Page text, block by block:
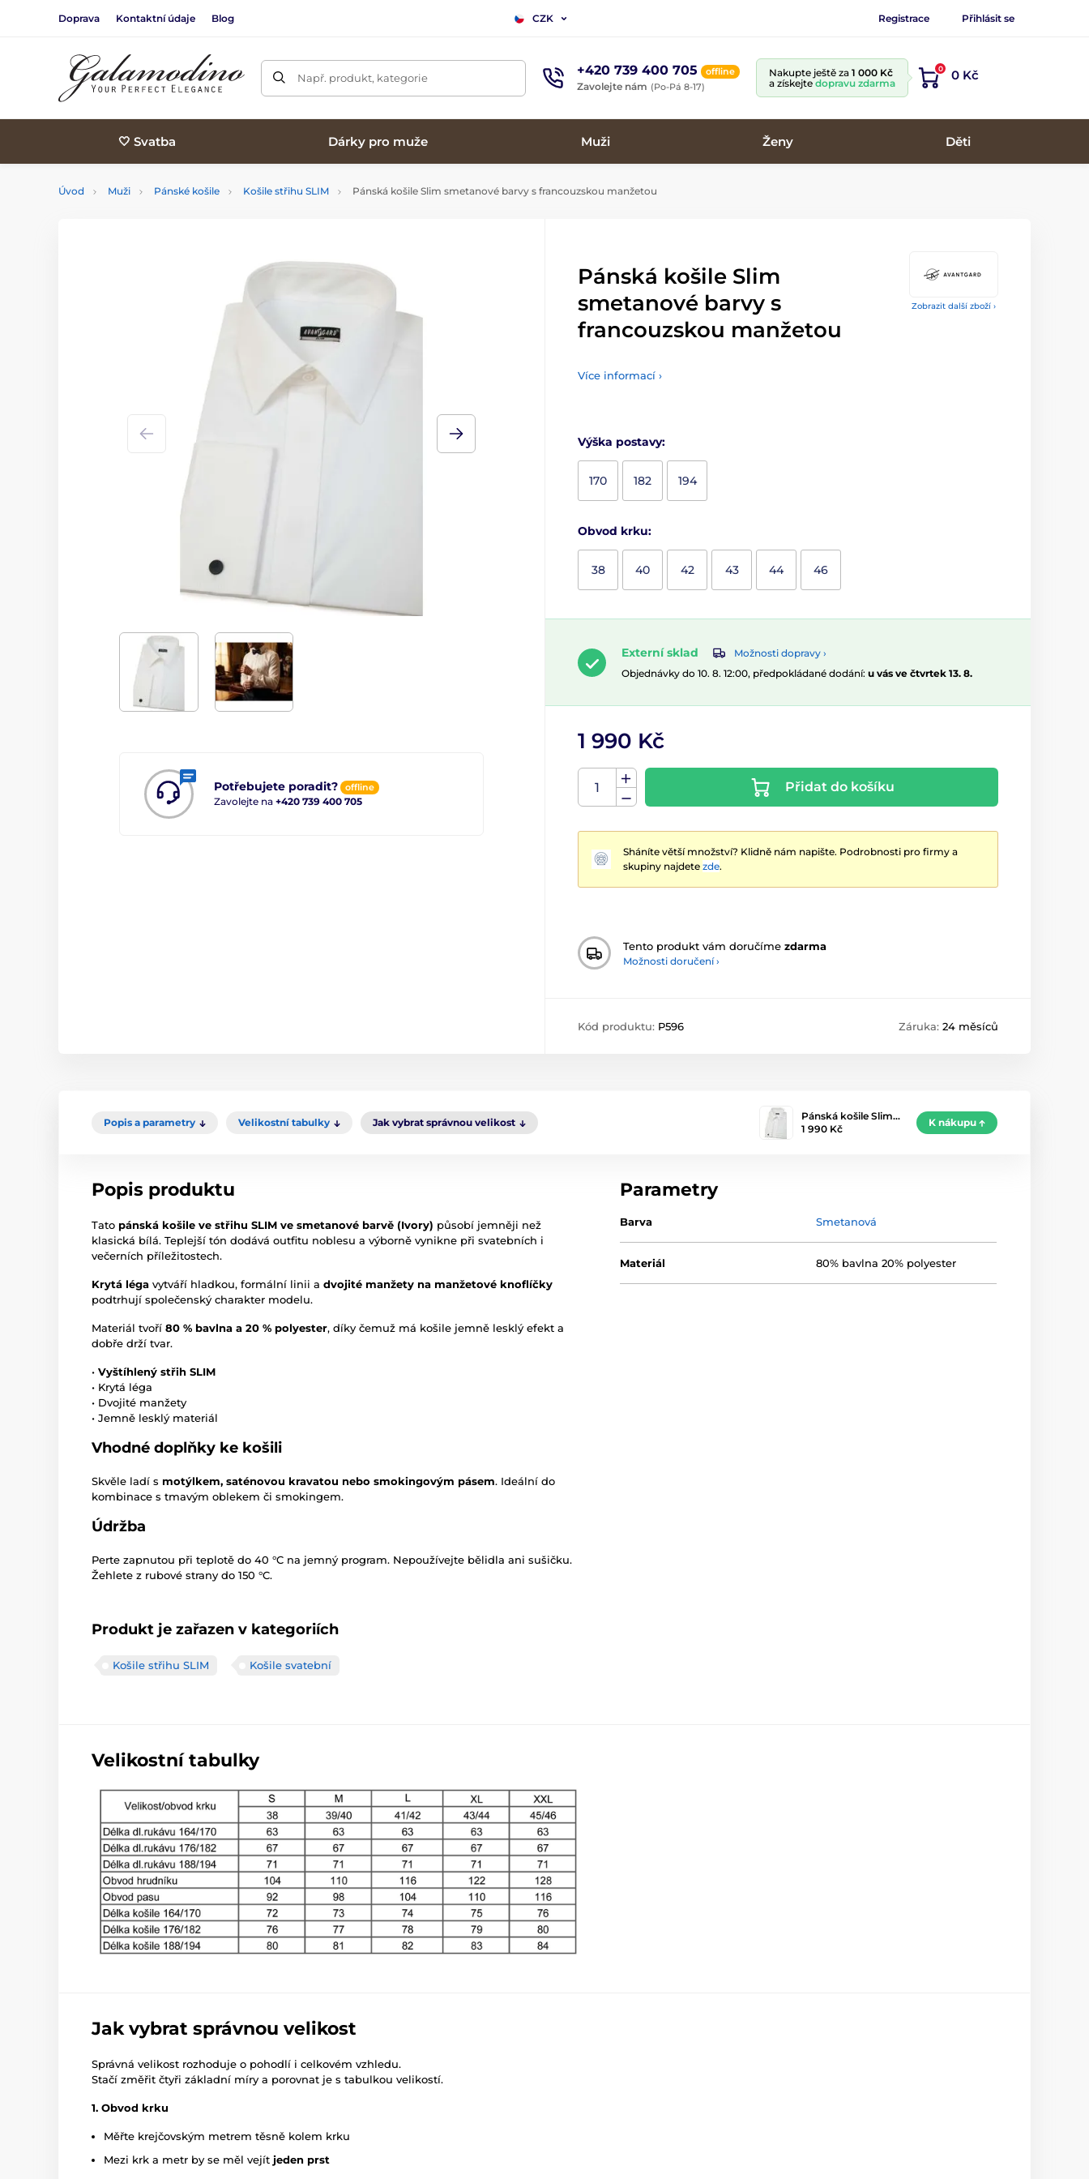
Doprava Kontaktní údaje Blog CZK Registrace Přihlásit se
Např. produkt, kategorie +420 739 400 705 offline
Zavolejte nám (Po-Pá 8-17)
Nakupte ještě za 1 000 Kč
a získejte dopravu zdarma
0 0 Kč
🤍 Svatba Dárky pro muže Muži Ženy Děti
Úvod Muži Pánské košile Košile střihu SLIM Pánská košile Slim smetanové barvy s francouzskou manžetou
Zobrazit další zboží ›
Potřebujete poradit? offline
Zavolejte na +420 739 400 705
Pánská košile Slim
smetanové barvy s
francouzskou manžetou
Více informací ›
Výška postavy:
170 182 194
Obvod krku:
38 40 42 43 44 46
Externí sklad
Možnosti dopravy ›
Objednávky do 10. 8. 12:00, předpokládané dodání: u vás ve čtvrtek 13. 8.
1 990 Kč
Přidat do košíku
Sháníte větší množství? Klidně nám napište. Podrobnosti pro firmy a
skupiny najdete zde.
Tento produkt vám doručíme zdarma
Možnosti doručení ›
Kód produktu: P596 Záruka: 24 měsíců
Popis a parametry Velikostní tabulky Jak vybrat správnou velikost
Pánská košile Slim…
1 990 Kč
K nákupu
Popis produktu
Tato pánská košile ve střihu SLIM ve smetanové barvě (Ivory) působí jemněji než
klasická bílá. Teplejší tón dodává outfitu noblesu a výborně vynikne při svatebních i
večerních příležitostech.
Krytá léga vytváří hladkou, formální linii a dvojité manžety na manžetové knoflíčky
podtrhují společenský charakter modelu.
Materiál tvoří 80 % bavlna a 20 % polyester, díky čemuž má košile jemně lesklý efekt a
dobře drží tvar.
• Vyštíhlený střih SLIM
• Krytá léga
• Dvojité manžety
• Jemně lesklý materiál
Vhodné doplňky ke košili
Skvěle ladí s motýlkem, saténovou kravatou nebo smokingovým pásem. Ideální do
kombinace s tmavým oblekem či smokingem.
Údržba
Perte zapnutou při teplotě do 40 °C na jemný program. Nepoužívejte bělidla ani sušičku.
Žehlete z rubové strany do 150 °C.
Produkt je zařazen v kategoriích
Košile střihu SLIM Košile svatební
Parametry
Barva Smetanová
Materiál 80% bavlna 20% polyester
Velikostní tabulky
Jak vybrat správnou velikost
Správná velikost rozhoduje o pohodlí i celkovém vzhledu.
Stačí změřit čtyři základní míry a porovnat je s tabulkou velikostí.
1. Obvod krku
Měřte krejčovským metrem těsně kolem krku
Mezi krk a metr by se měl vejít jeden prst